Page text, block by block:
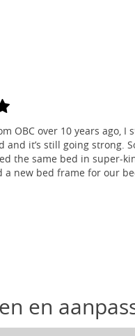
OBC over 10 years ago, I
and it’s still going strong.
the same bed in super-
a new bed frame for our
en